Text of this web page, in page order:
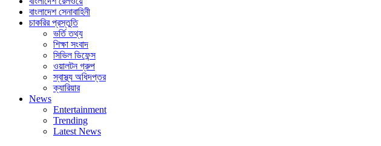
বাংলাদেশ সেনাবাহিনী
চাকরির প্রস্তুতি
ভর্তি তথ্য
শিক্ষা সংবাদ
সিভিল ডিফেন্স
ওয়ালটন গ্রুপ
স্বাস্থ্য অধিদপ্তর
ক্যারিয়ার
News
Entertainment
Trending
Latest News